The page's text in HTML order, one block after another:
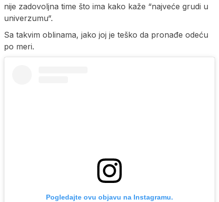
nije zadovoljna time što ima kako kaže “najveće grudi u
univerzumu“.
Sa takvim oblinama, jako joj je teško da pronađe odeću
po meri.
Pogledajte ovu objavu na Instagramu.